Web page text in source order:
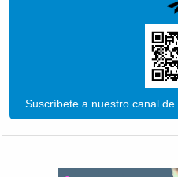
Suscríbete a nuestro canal